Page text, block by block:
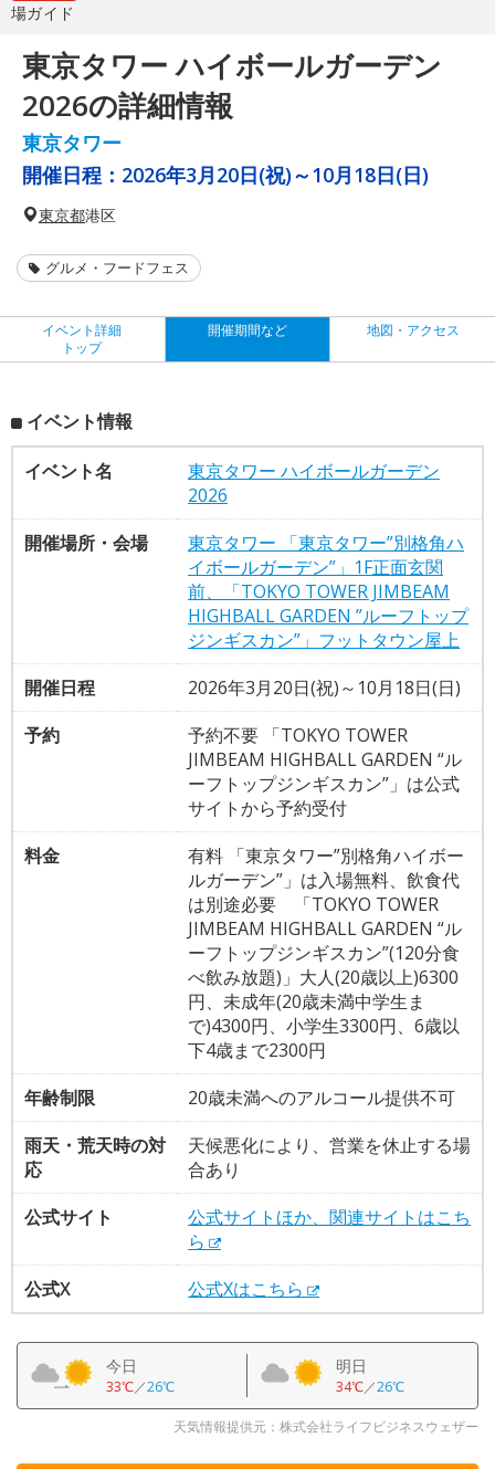
場ガイド
東京タワー ハイボールガーデン
2026の詳細情報
東京タワー
開催日程： 2026年3月20日(祝)～10月18日(日)
東京都港区
グルメ・フードフェス
イベント詳細
トップ
開催期間など 地図・アクセス
イベント情報
イベント名
東京タワー ハイボールガーデン
2026
開催場所・会場
東京タワー 「東京タワー”別格角ハ
イボールガーデン”」1F正面玄関
前、「TOKYO TOWER JIMBEAM
HIGHBALL GARDEN ”ルーフトップ
ジンギスカン”」フットタウン屋上
開催日程
2026年3月20日(祝)～10月18日(日)
予約
予約不要 「TOKYO TOWER
JIMBEAM HIGHBALL GARDEN “ル
ーフトップジンギスカン”」は公式
サイトから予約受付
料金
有料 「東京タワー”別格角ハイボー
ルガーデン”」は入場無料、飲食代
は別途必要 「TOKYO TOWER
JIMBEAM HIGHBALL GARDEN “ル
ーフトップジンギスカン”(120分食
べ飲み放題)」大人(20歳以上)6300
円、未成年(20歳未満中学生ま
で)4300円、小学生3300円、6歳以
下4歳まで2300円
年齢制限
20歳未満へのアルコール提供不可
雨天・荒天時の対
応
天候悪化により、営業を休止する場
合あり
公式サイト
公式サイトほか、関連サイトはこち
ら
公式X
公式Xはこちら
今日
33℃／26℃
明日
34℃／26℃
天気情報提供元：株式会社ライフビジネスウェザー